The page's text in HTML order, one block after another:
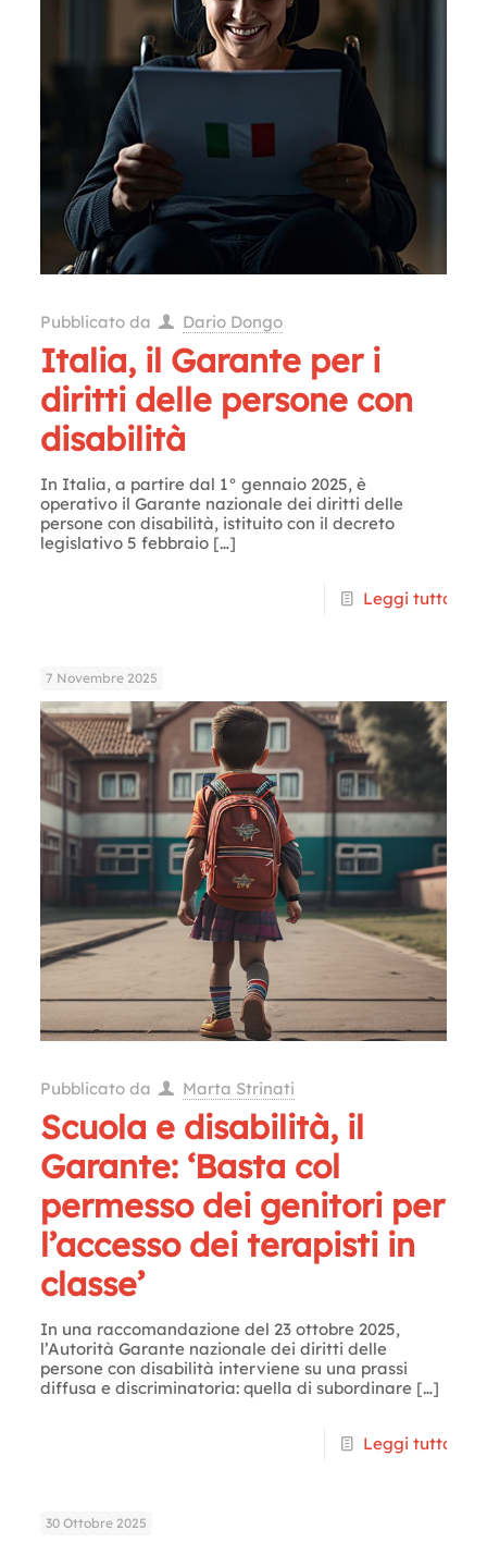
Pubblicato da Dario Dongo
Italia, il Garante per i
diritti delle persone con
disabilità
In Italia, a partire dal 1° gennaio 2025, è
operativo il Garante nazionale dei diritti delle
persone con disabilità, istituito con il decreto
legislativo 5 febbraio[…]
Leggi tutto
7 Novembre 2025
Pubblicato da Marta Strinati
Scuola e disabilità, il
Garante: ‘Basta col
permesso dei genitori per
l’accesso dei terapisti in
classe’
In una raccomandazione del 23 ottobre 2025,
l’Autorità Garante nazionale dei diritti delle
persone con disabilità interviene su una prassi
diffusa e discriminatoria: quella di subordinare[…]
Leggi tutto
30 Ottobre 2025